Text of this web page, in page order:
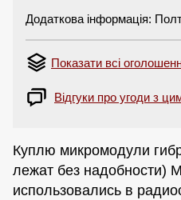
Додаткова інформація:
Показати всі
Відгуки про угоди з
Куплю микромодули
лежат без надобности)
использовались в